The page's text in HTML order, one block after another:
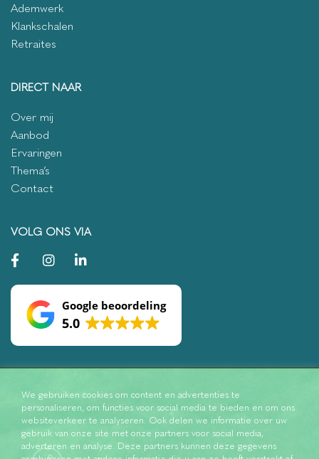
Ademwerk
Klankschalen
Retraites
DIRECT NAAR
Over mij
Aanbod
Ervaringen
Thema’s
Contact
VOLG ONS VIA
Google beoordeling
5.0
We gebruiken cookies om content en advertenties te
personaliseren, om functies voor social media te bieden en om ons
websiteverkeer te analyseren. Ook delen we informatie over uw
gebruik van onze site met onze partners voor social media,
adverteren en analyse. Deze partners kunnen deze gegevens